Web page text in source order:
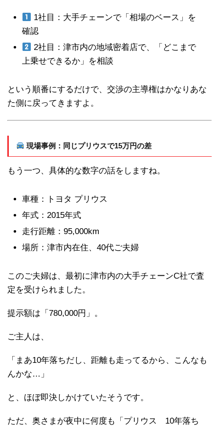
1社目：大手チェーンで「相場のベース」を
確認
2社目：津市内の地域密着店で、「どこまで
上乗せできるか」を相談
という順番にするだけで、交渉の主導権はかなりあな
た側に戻ってきますよ。
現場事例：同じプリウスで15万円の差
もう一つ、具体的な数字の話をしますね。
車種：トヨタ プリウス
年式：2015年式
走行距離：95,000km
場所：津市内在住、40代ご夫婦
このご夫婦は、最初に津市内の大手チェーンC社で査
定を受けられました。
提示額は「780,000円」。
ご主人は、
「まあ10年落ちだし、距離も走ってるから、こんなも
んかな…」
と、ほぼ即決しかけていたそうです。
ただ、奥さまが夜中に何度も「プリウス 10年落ち